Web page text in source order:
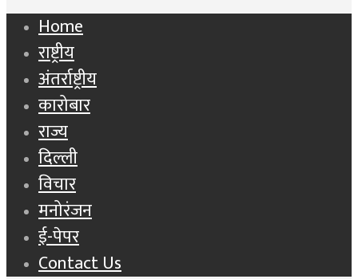
for
Home
राष्ट्रीय
अंतर्राष्ट्रीय
कारोबार
राज्य
दिल्ली
विचार
मनोरंजन
ई-पेपर
Contact Us